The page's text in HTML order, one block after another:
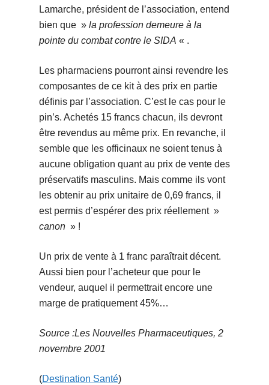
Lamarche, président de l’association, entend
bien que » la profession demeure à la
pointe du combat contre le SIDA « .
Les pharmaciens pourront ainsi revendre les
composantes de ce kit à des prix en partie
définis par l’association. C’est le cas pour le
pin’s. Achetés 15 francs chacun, ils devront
être revendus au même prix. En revanche, il
semble que les officinaux ne soient tenus à
aucune obligation quant au prix de vente des
préservatifs masculins. Mais comme ils vont
les obtenir au prix unitaire de 0,69 francs, il
est permis d’espérer des prix réellement »
canon» !
Un prix de vente à 1 franc paraîtrait décent.
Aussi bien pour l’acheteur que pour le
vendeur, auquel il permettrait encore une
marge de pratiquement 45%…
Source :Les Nouvelles Pharmaceutiques, 2
novembre 2001
(Destination Santé)